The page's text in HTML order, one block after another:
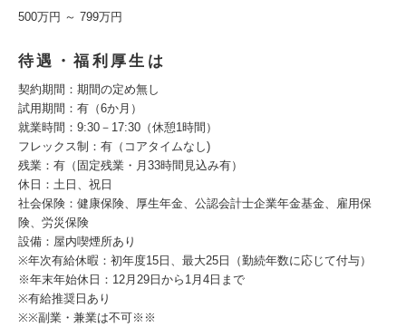
500万円 ～ 799万円
待遇・福利厚生は
契約期間：期間の定め無し
試用期間：有（6か月）
就業時間：9:30－17:30（休憩1時間）
フレックス制：有（コアタイムなし)
残業：有（固定残業・月33時間見込み有）
休日：土日、祝日
社会保険：健康保険、厚生年金、公認会計士企業年金基金、雇用保
険、労災保険
設備：屋内喫煙所あり
※年次有給休暇：初年度15日、最大25日（勤続年数に応じて付与）
※年末年始休日：12月29日から1月4日まで
※有給推奨日あり
※※副業・兼業は不可※※